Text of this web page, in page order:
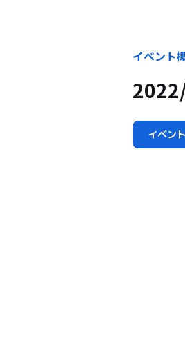
イベント
イベン